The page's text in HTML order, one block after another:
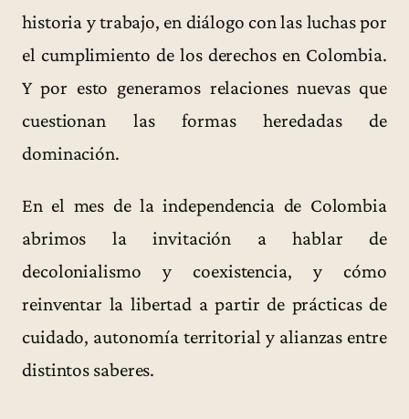
historia y trabajo, en diálogo con las luchas por
el cumplimiento de los derechos en Colombia.
Y por esto generamos relaciones nuevas que
cuestionan las formas heredadas de
dominación.
En el mes de la independencia de Colombia
abrimos la invitación a hablar de
decolonialismo y coexistencia, y cómo
reinventar la libertad a partir de prácticas de
cuidado, autonomía territorial y alianzas entre
distintos saberes.